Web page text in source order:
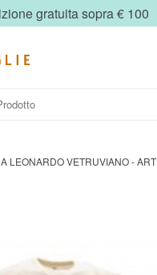
gratuita sopra € 100
LEONARDO VETRUVIANO -